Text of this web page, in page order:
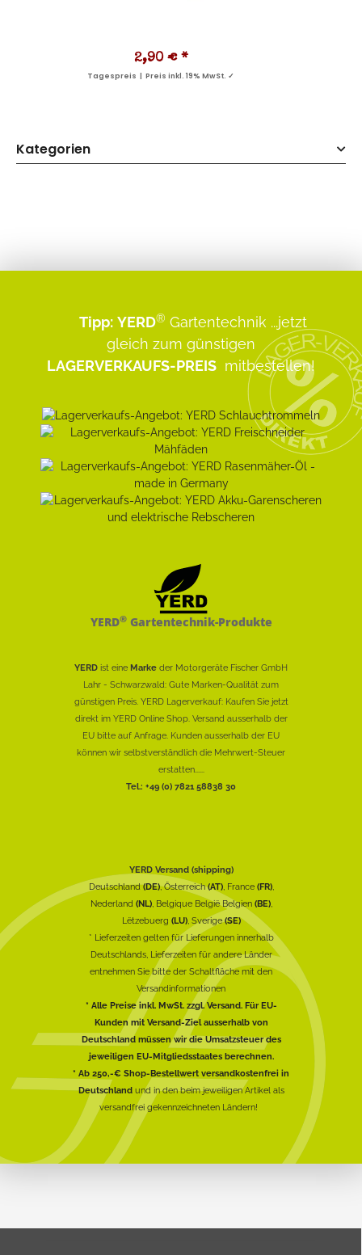
2,90 € *
Tagespreis | Preis inkl. 19% MwSt. ✓
Kategorien
Tipp: YERD® Gartentechnik ...jetzt
gleich zum günstigen
LAGERVERKAUFS-PREIS mitbestellen!
YERD®Gartentechnik-Produkte
YERD ist eine Marke der Motorgeräte Fischer GmbH
Lahr - Schwarzwald: Gute Marken-Qualität zum
günstigen Preis. YERD Lagerverkauf: Kaufen Sie jetzt
direkt im YERD Online Shop. Versand ausserhalb der
EU bitte auf Anfrage. Kunden ausserhalb der EU
können wir selbstverständlich die Mehrwert-Steuer
erstatten......
Tel.: +49 (0) 7821 58838 30
YERD Versand (shipping)
Deutschland(DE), Österreich(AT), France (FR),
Nederland (NL), Belgique België Belgien (BE),
Lëtzebuerg (LU), Sverige(SE)
* Lieferzeiten gelten für Lieferungen innerhalb
Deutschlands, Lieferzeiten für andere Länder
entnehmen Sie bitte der Schaltfläche mit den
Versandinformationen
* Alle Preise inkl. MwSt. zzgl. Versand. Für EU-
Kunden mit Versand-Ziel ausserhalb von
Deutschland müssen wir die Umsatzsteuer des
jeweiligen EU-Mitgliedsstaates berechnen.
* Ab 250,-€ Shop-Bestellwert versandkostenfrei in
Deutschlandund in den beim jeweiligen Artikel als
versandfrei gekennzeichneten Ländern!